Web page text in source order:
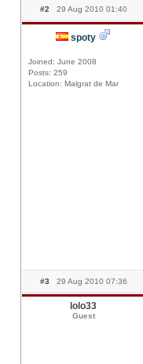
#2 29 Aug 2010 01:40
spoty
Joined: June 2008
Posts: 259
Location: Malgrat de Mar
#3 29 Aug 2010 07:36
lolo33
Guest